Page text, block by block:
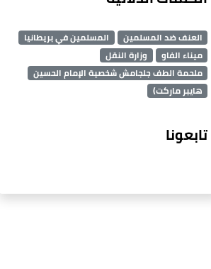
العنف ضد المسلمين
المسلمين في بريطانيا
ميناء الفاو
وزارة النقل
ملحمة الطف جلجامش شخصية الإمام الحسين
هايبر ماركت)
تابعونا